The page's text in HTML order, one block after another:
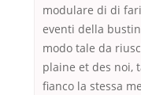
modulare di di
eventi della
modo tale da
plaine et des noi,
fianco la stessa